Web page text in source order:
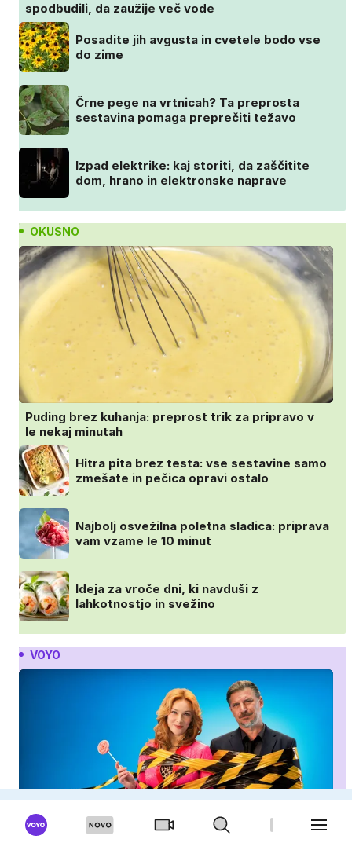
spodbudili, da zaužije več vode
Posadite jih avgusta in cvetele bodo vse
do zime
Črne pege na vrtnicah? Ta preprosta
sestavina pomaga preprečiti težavo
Izpad elektrike: kaj storiti, da zaščitite
dom, hrano in elektronske naprave
OKUSNO
Puding brez kuhanja: preprost trik za pripravo v
le nekaj minutah
Hitra pita brez testa: vse sestavine samo
zmešate in pečica opravi ostalo
Najbolj osvežilna poletna sladica: priprava
vam vzame le 10 minut
Ideja za vroče dni, ki navduši z
lahkotnostjo in svežino
VOYO
IQ 160